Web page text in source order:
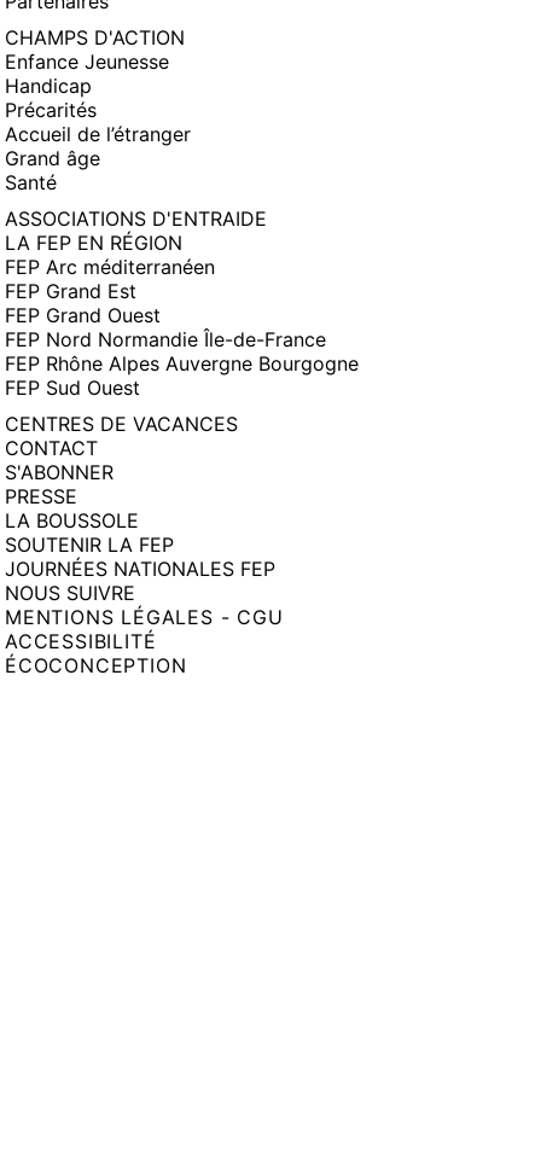
CHAMPS D'ACTION
Enfance Jeunesse
Handicap
Précarités
Accueil de l’étranger
Grand âge
Santé
ASSOCIATIONS D'ENTRAIDE
LA FEP EN RÉGION
FEP Arc méditerranéen
FEP Grand Est
FEP Grand Ouest
FEP Nord Normandie Île-de-France
FEP Rhône Alpes Auvergne Bourgogne
FEP Sud Ouest
CENTRES DE VACANCES
CONTACT
S'ABONNER
PRESSE
LA BOUSSOLE
SOUTENIR LA FEP
JOURNÉES NATIONALES FEP
NOUS SUIVRE
MENTIONS LÉGALES - CGU
ACCESSIBILITÉ
ÉCOCONCEPTION